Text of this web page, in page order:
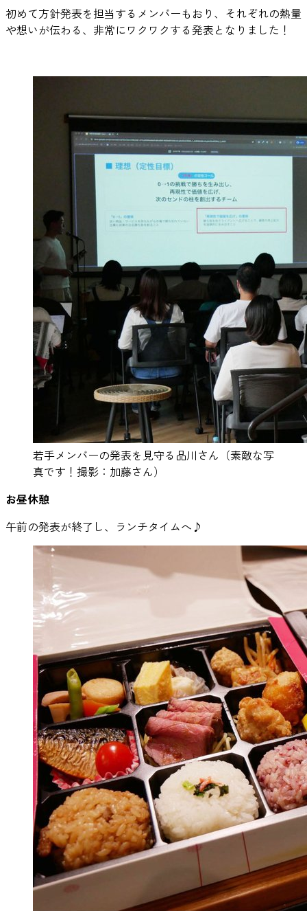
初めて方針発表を担当するメンバーもおり、それぞれの熱量
や想いが伝わる、非常にワクワクする発表となりました！
若手メンバーの発表を見守る品川さん（素敵な写
真です！撮影：加藤さん）
お昼休憩
午前の発表が終了し、ランチタイムへ♪